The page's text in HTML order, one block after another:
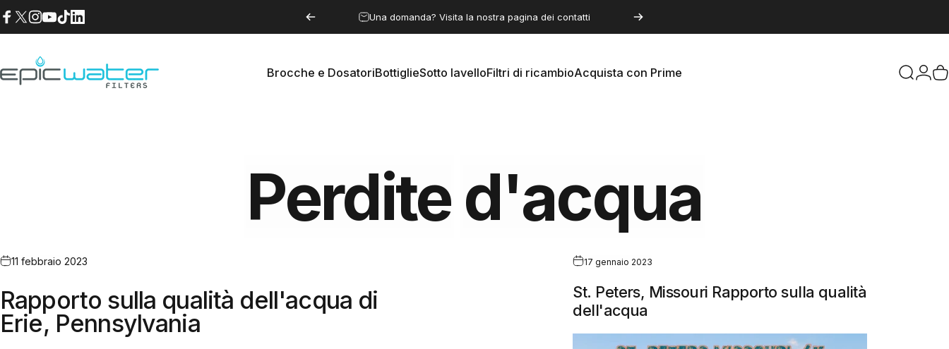
Vai direttamente ai contenuti
Una domanda? Visita la nostra pagina dei contatti
Epic Water Filters USA Brocche e DosatoriBottiglieSotto lavelloFiltri di ricambioAcquista con Prime Cerca
Perdited'acqua
11 febbraio 2023
Rapporto sulla qualità dell'acqua di
Erie, Pennsylvania
17 gennaio 2023
St. Peters, Missouri Rapporto sulla qualità
dell'acqua